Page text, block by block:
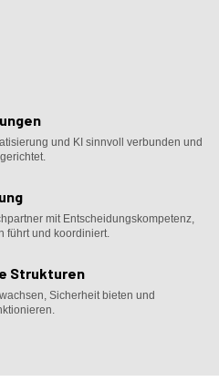
und KI sinnvoll verbunden und
mit Entscheidungskompetenz,
führt und koordiniert.
Strukturen
Sicherheit bieten und